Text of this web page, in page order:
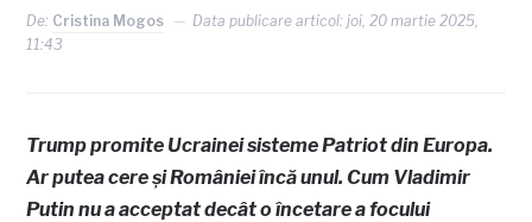
De: Cristina Mogos Data publicare articol:joi, 20 martie 2025,
11:43
Trump promite Ucrainei sisteme Patriot din Europa.
Ar putea cere și României încă unul. Cum Vladimir
Putin nu a acceptat decât o încetare a focului